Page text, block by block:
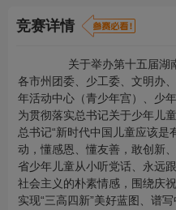
竞赛详情
关于举办第十五届湖
各市州团委、少工委、文明办
年活动中心（青少年宫）、少
为贯彻落实总书记关于少年儿
总书记“新时代中国儿童应该是
动，懂感恩、懂友善，敢创新
省少年儿童从小听党话、永远
社会主义的朴素情感，围绕庆
实现“三高四新”美好蓝图、谱